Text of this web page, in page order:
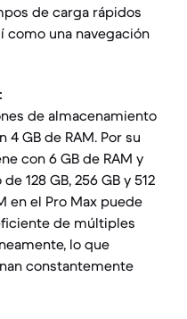
de carga rápidos
como una navegación
de almacenamiento
4 GB de RAM. Por su
con 6 GB de RAM y
128 GB, 256 GB y 512
en el Pro Max puede
de múltiples
lo que
constantemente